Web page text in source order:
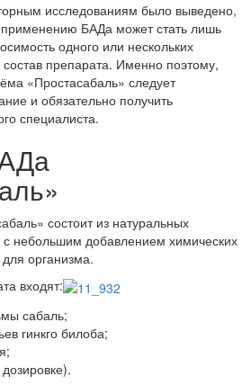
исследованиям было выведено,
применению БАДа может стать лишь
одного или нескольких
препарата. Именно поэтому,
«Простасабаль» следует
и обязательно получить
специалиста.
состоит из натуральных
с небольшим добавлением химических
организма.
входят:
сабаль;
гинкго билоба;